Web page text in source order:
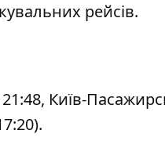
рейсів.
Київ-